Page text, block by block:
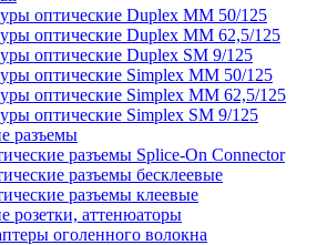
оптические Duplex MM 50/125
оптические Duplex MM 62,5/125
оптические Duplex SM 9/125
оптические Simplex MM 50/125
оптические Simplex MM 62,5/125
оптические Simplex SM 9/125
разъемы
разъемы Splice-On Connector
разъемы бесклеевые
разъемы клеевые
розетки, аттенюаторы
оголенного волокна